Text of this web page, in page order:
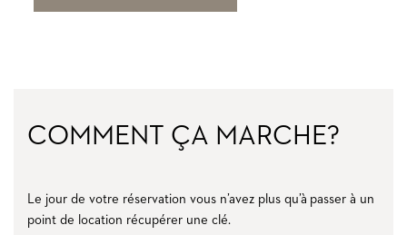
COMMENT ÇA MARCHE?
Le jour de votre réservation vous n’avez plus qu’à passer à un
point de location récupérer une clé.